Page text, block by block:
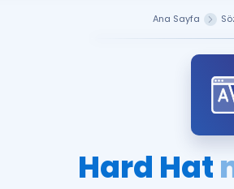
Ana Sayfa
Hard Hat